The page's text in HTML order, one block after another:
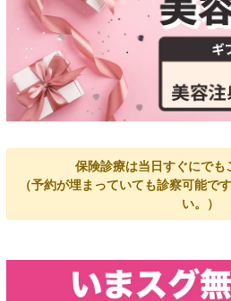
保険診療は当日すぐにでも
（予約が埋まっていても診察可能で
い。）